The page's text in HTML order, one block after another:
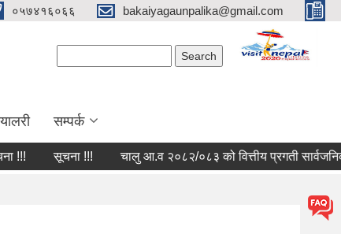
०५७४१६०६६ bakaiyagaunpalika@gmail.com
सम्पर्क
!!! सूचना !!! चालु आ.व २०८२/०८३ को वित्तीय प्रगती